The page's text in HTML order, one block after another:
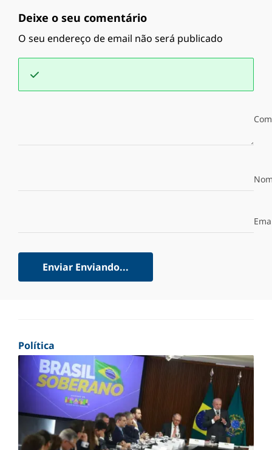
Deixe o seu comentário
O seu endereço de email não será publicado
Enviar Enviando...
Política